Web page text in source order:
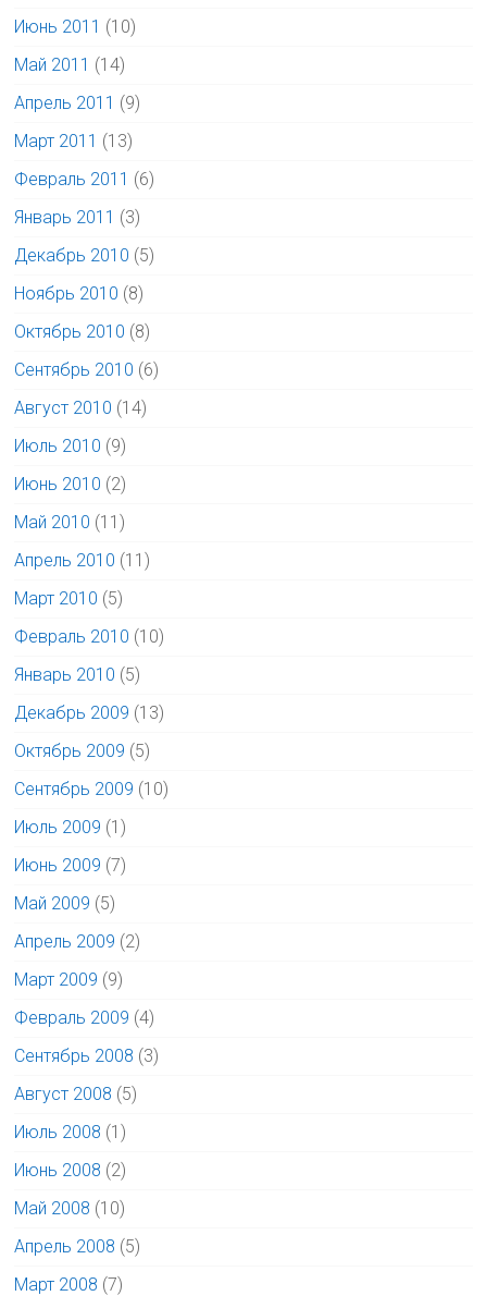
Июнь 2011 (10)
Май 2011 (14)
Апрель 2011 (9)
Март 2011 (13)
Февраль 2011 (6)
Январь 2011 (3)
Декабрь 2010 (5)
Ноябрь 2010 (8)
Октябрь 2010 (8)
Сентябрь 2010 (6)
Август 2010 (14)
Июль 2010 (9)
Июнь 2010 (2)
Май 2010 (11)
Апрель 2010 (11)
Март 2010 (5)
Февраль 2010 (10)
Январь 2010 (5)
Декабрь 2009 (13)
Октябрь 2009 (5)
Сентябрь 2009 (10)
Июль 2009 (1)
Июнь 2009 (7)
Май 2009 (5)
Апрель 2009 (2)
Март 2009 (9)
Февраль 2009 (4)
Сентябрь 2008 (3)
Август 2008 (5)
Июль 2008 (1)
Июнь 2008 (2)
Май 2008 (10)
Апрель 2008 (5)
Март 2008 (7)